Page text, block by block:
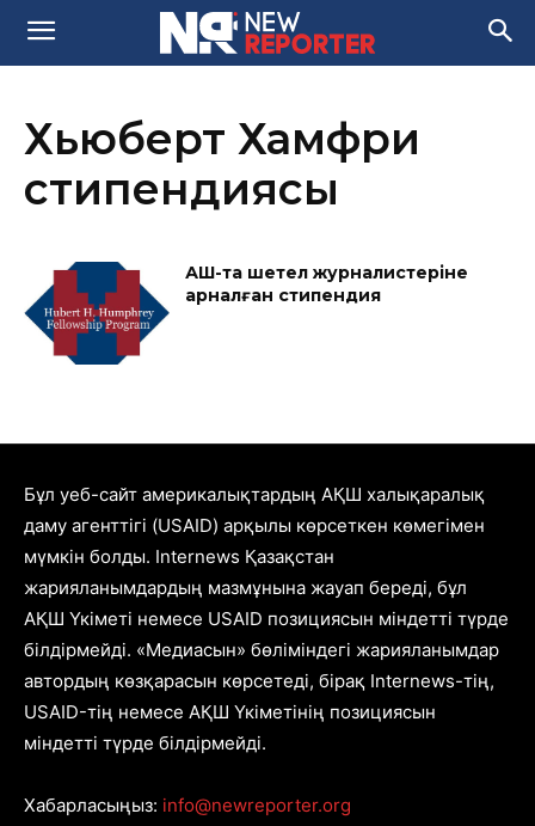
Хьюберт Хамфри
стипендиясы
АҚШ-та шетел журналистеріне
арналған стипендия
Бұл уеб-сайт америкалықтардың АҚШ халықаралық
даму агенттігі (USAID) арқылы көрсеткен көмегімен
мүмкін болды. Internews Қазақстан
жарияланымдардың мазмұнына жауап береді, бұл
АҚШ Үкіметі немесе USAID позициясын міндетті түрде
білдірмейді. «Медиасын» бөліміндегі жарияланымдар
автордың көзқарасын көрсетеді, бірақ Internews-тің,
USAID-тің немесе АҚШ Үкіметінің позициясын
міндетті түрде білдірмейді.
Хабарласыңыз: info@newreporter.org